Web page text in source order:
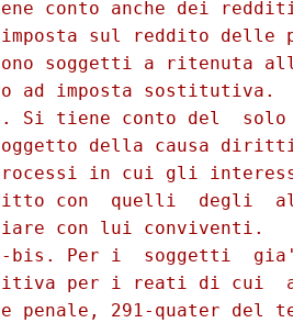
conto anche dei
sul reddito delle
soggetti a ritenuta
ad imposta sostitutiva.
Si tiene conto del
della causa
in cui gli
con  quelli  degli
con lui conviventi.
bis. Per i  soggetti
per i reati di cui
penale, 291-quater del